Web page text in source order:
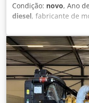
Condição: novo, Ano
diesel, fabricante de
Construção Civil Peso
115 kVA Dimensões
x 207 cm Certificação
Tier IV final Volume do
produção: CN Entre
mais informações.
opções e acessórios
em aço - Caminhão-